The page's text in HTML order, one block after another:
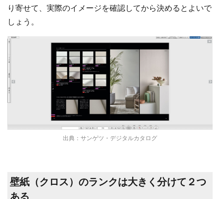
り寄せて、実際のイメージを確認してから決めるとよいで
しょう。
出典：サンゲツ・デジタルカタログ
壁紙（クロス）のランクは大きく分けて２つ